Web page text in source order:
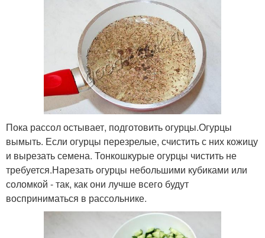
Пока рассол остывает, подготовить огурцы.Огурцы
вымыть. Если огурцы перезрелые, счистить с них кожицу
и вырезать семена. Тонкошкурые огурцы чистить не
требуется.Нарезать огурцы небольшими кубиками или
соломкой - так, как они лучше всего будут
восприниматься в рассольнике.